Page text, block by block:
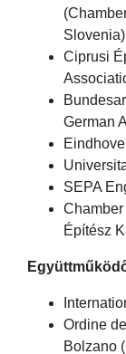
Ciprusi
German
SEPA
Építész
Ordine
Bolzano